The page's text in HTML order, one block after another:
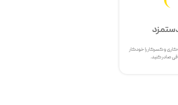
و کسرکار را خودکار
صادر کنید.